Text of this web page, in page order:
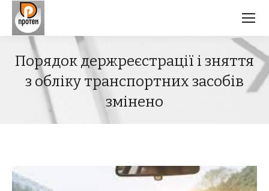
Порядок держреєстрації і зняття
з обліку транспортних засобів
змінено